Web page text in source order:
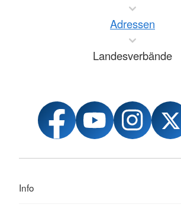
Adressen
Landesverbände
Info